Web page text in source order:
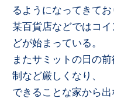
るようになってきてお
某百貨店などではコ
どが始まっている。
またサミットの日の
制など厳しくなり、
できることな家から